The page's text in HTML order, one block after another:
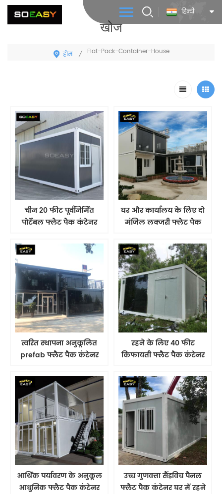
हिन्दी
खोज
होम / Flat-Pack-Container-House
चीन 20 फीट पूर्वनिर्मित
पोर्टेबल फ्लैट पैक कंटेनर
घर और कार्यालय के लिए दो
मंजिल लक्जरी फ्लैट पैक
त्वरित स्थापना अनुकूलित
prefab फ्लैट पैक कंटेनर
रहने के लिए 40 फीट
किफायती फ्लैट पैक कंटेनर
आर्थिक पर्यावरण के अनुकूल
आधुनिक फ्लैट पैक कंटेनर
उच्च गुणवत्ता सैंडविच पैनल
फ्लैट पैक कंटेनर घर में रहने